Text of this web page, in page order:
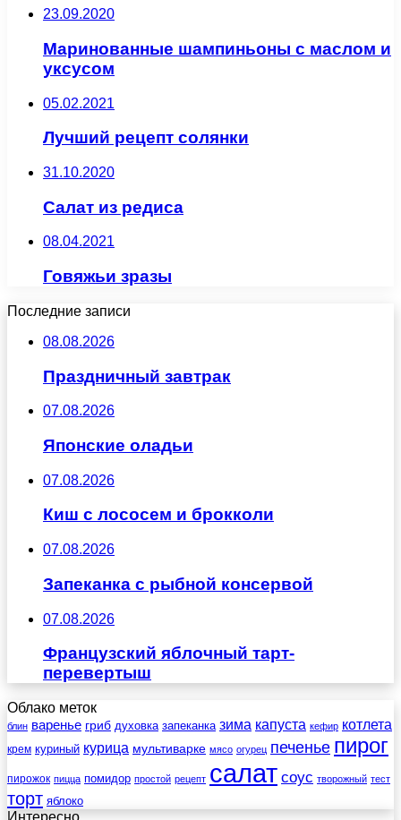
23.09.2020
Маринованные шампиньоны с маслом и
уксусом
05.02.2021
Лучший рецепт солянки
31.10.2020
Салат из редиса
08.04.2021
Говяжьи зразы
Последние записи
08.08.2026
Праздничный завтрак
07.08.2026
Японские оладьи
07.08.2026
Киш с лососем и брокколи
07.08.2026
Запеканка с рыбной консервой
07.08.2026
Французский яблочный тарт-
перевертыш
Облако меток
блин варенье гриб духовка запеканка зима капуста кефир котлета
крем куриный курица мультиварке мясо огурец печенье пирог
пирожок пицца помидор простой рецепт салат соус творожный тест
торт яблоко
Интересно